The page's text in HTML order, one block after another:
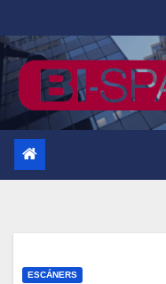
al
contenido
ESCÁNERS